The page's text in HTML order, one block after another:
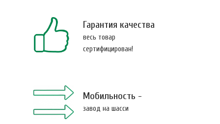
Гарантия качества
весь товар
сертифицирован!
Мобильность -
завод на шасси